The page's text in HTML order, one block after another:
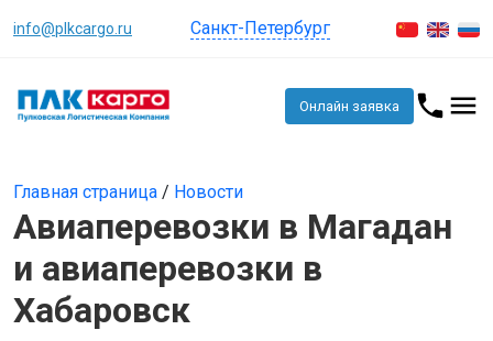
info@plkcargo.ru Санкт-Петербург
Онлайн заявка
Главная страница / Новости
Авиаперевозки в Магадан
и авиаперевозки в
Хабаровск